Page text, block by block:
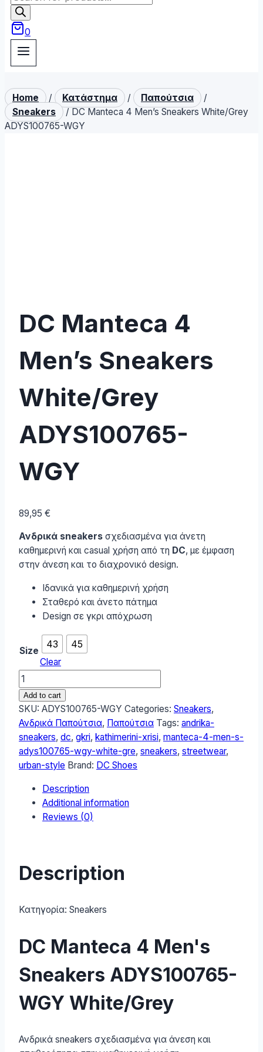
search
0
Home / Κατάστημα / Παπούτσια
/
Sneakers
/ DC Manteca 4 Men’s Sneakers White/Grey
ADYS100765-WGY
DC Manteca 4
Men’s Sneakers
White/Grey
ADYS100765-
WGY
89,95 €
Ανδρικά sneakers σχεδιασμένα για άνετη
καθημερινή και casual χρήση από τη DC, με έμφαση
στην άνεση και το διαχρονικό design.
Ιδανικά για καθημερινή χρήση
Σταθερό και άνετο πάτημα
Design σε γκρι απόχρωση
Size
43 45
Clear
DC
Manteca
4
Men's
Sneakers
White/Grey
ADYS100765-
quantity
Add to cart
SKU: ADYS100765-WGY Categories: Sneakers,
Ανδρικά Παπούτσια, Παπούτσια Tags: andrika-
sneakers, dc, gkri, kathimerini-xrisi, manteca-4-men-s-
adys100765-wgy-white-gre, sneakers, streetwear,
urban-style Brand: DC Shoes
Description
Additional information
Reviews (0)
Description
Κατηγορία: Sneakers
DC Manteca 4 Men's
Sneakers ADYS100765-
WGY White/Grey
Ανδρικά sneakers σχεδιασμένα για άνεση και